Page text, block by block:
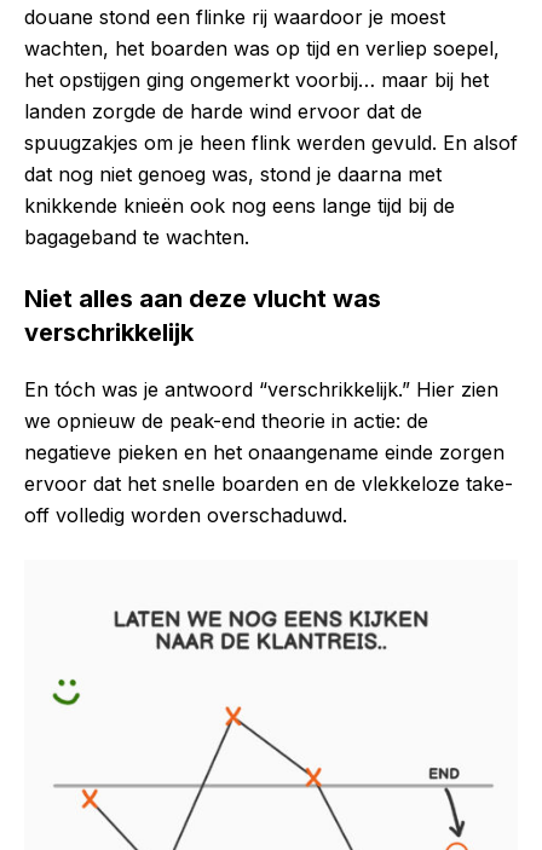
douane stond een flinke rij waardoor je moest
wachten, het boarden was op tijd en verliep soepel,
het opstijgen ging ongemerkt voorbij… maar bij het
landen zorgde de harde wind ervoor dat de
spuugzakjes om je heen flink werden gevuld. En alsof
dat nog niet genoeg was, stond je daarna met
knikkende knieën ook nog eens lange tijd bij de
bagageband te wachten.
Niet alles aan deze vlucht was
verschrikkelijk
En tóch was je antwoord “verschrikkelijk.” Hier zien
we opnieuw de peak-end theorie in actie: de
negatieve pieken en het onaangename einde zorgen
ervoor dat het snelle boarden en de vlekkeloze take-
off volledig worden overschaduwd.